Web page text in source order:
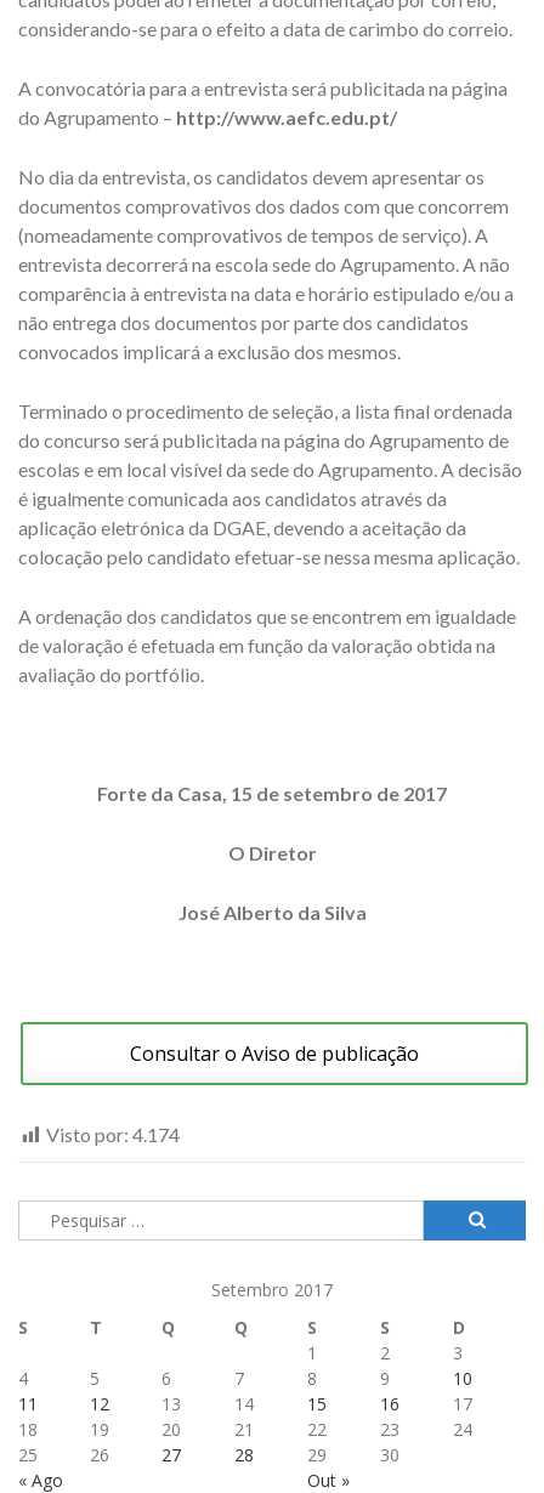
considerando-se para o efeito a data de carimbo do correio.
A convocatória para a entrevista será publicitada na página
do Agrupamento – http://www.aefc.edu.pt/
No dia da entrevista, os candidatos devem apresentar os
documentos comprovativos dos dados com que concorrem
(nomeadamente comprovativos de tempos de serviço). A
entrevista decorrerá na escola sede do Agrupamento. A não
comparência à entrevista na data e horário estipulado e/ou a
não entrega dos documentos por parte dos candidatos
convocados implicará a exclusão dos mesmos.
Terminado o procedimento de seleção, a lista final ordenada
do concurso será publicitada na página do Agrupamento de
escolas e em local visível da sede do Agrupamento. A decisão
é igualmente comunicada aos candidatos através da
aplicação eletrónica da DGAE, devendo a aceitação da
colocação pelo candidato efetuar-se nessa mesma aplicação.
A ordenação dos candidatos que se encontrem em igualdade
de valoração é efetuada em função da valoração obtida na
avaliação do portfólio.
Forte da Casa, 15 de setembro de 2017
O Diretor
José Alberto da Silva
Consultar o Aviso de publicação
Visto por: 4.174
Pesquisar
por:
Setembro 2017
S
T Q Q S S D
« Ago Out »
1 2
3
4
5 6 7 8 9
10
11
12 13 14 15 16
17
18
19 20 21 22 23
24
25
26 27 28 29 30